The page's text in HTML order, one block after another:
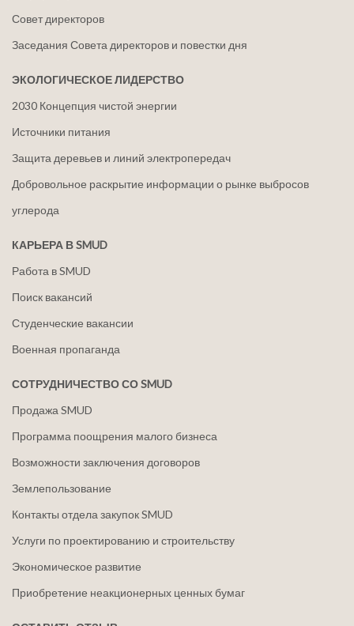
Совет директоров
Заседания Совета директоров и повестки дня
ЭКОЛОГИЧЕСКОЕ ЛИДЕРСТВО
2030 Концепция чистой энергии
Источники питания
Защита деревьев и линий электропередач
Добровольное раскрытие информации о рынке выбросов
углерода
КАРЬЕРА В SMUD
Работа в SMUD
Поиск вакансий
Студенческие вакансии
Военная пропаганда
СОТРУДНИЧЕСТВО СО SMUD
Продажа SMUD
Программа поощрения малого бизнеса
Возможности заключения договоров
Землепользование
Контакты отдела закупок SMUD
Услуги по проектированию и строительству
Экономическое развитие
Приобретение неакционерных ценных бумаг